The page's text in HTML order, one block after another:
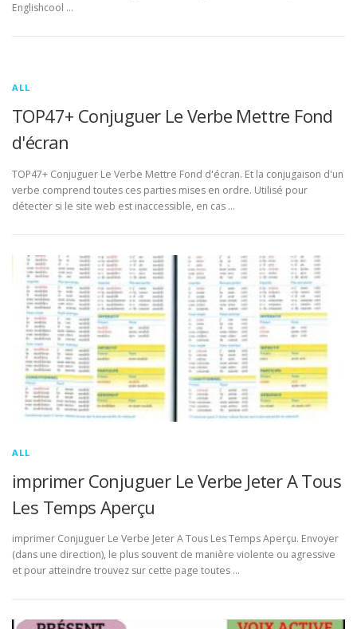
Englishcool …
ALL
TOP47+ Conjuguer Le Verbe Mettre Fond
d'écran
TOP47+ Conjuguer Le Verbe Mettre Fond d'écran. Et la conjugaison d'un
verbe comprend toutes ces parties mises en ordre. Utilisé pour
détecter si le site web est inaccessible, en cas …
ALL
imprimer Conjuguer Le Verbe Jeter A Tous
Les Temps Aperçu
imprimer Conjuguer Le Verbe Jeter A Tous Les Temps Aperçu. Envoyer
(dans une direction), le plus souvent de manière violente ou agressive
et pour atteindre trouvez sur cette page toutes …